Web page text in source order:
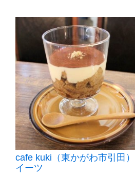
cafe kuki（東かがわ市引田
イーツ